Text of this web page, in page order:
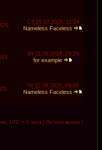
Сб 25.07.2026, 11:04
Nameless Faceless
Вт 11.09.2018, 20:39
for example
Чт 12.06.2025, 09:05
Nameless Faceless
UTC + 3 часа [ Летнее время ]